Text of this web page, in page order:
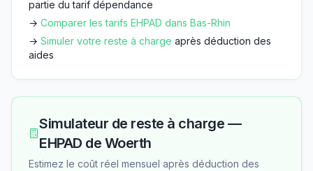
partie du tarif dépendance
→ Comparer les tarifs EHPAD dans Bas-Rhin
→ Simuler votre reste à charge après déduction des
aides
Simulateur de reste à charge —
EHPAD de Woerth
Estimez le coût réel mensuel après déduction des